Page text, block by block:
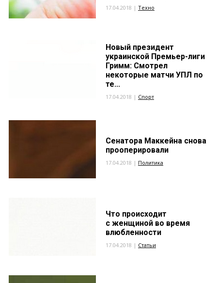
17.04.2018 | Техно
Новый президент
украинской Премьер-лиги
Гримм: Смотрел
некоторые матчи УПЛ по
те...
17.04.2018 | Спорт
Сенатора Маккейна снова
прооперировали
17.04.2018 | Политика
Что происходит
с женщиной во время
влюбленности
17.04.2018 | Статьи